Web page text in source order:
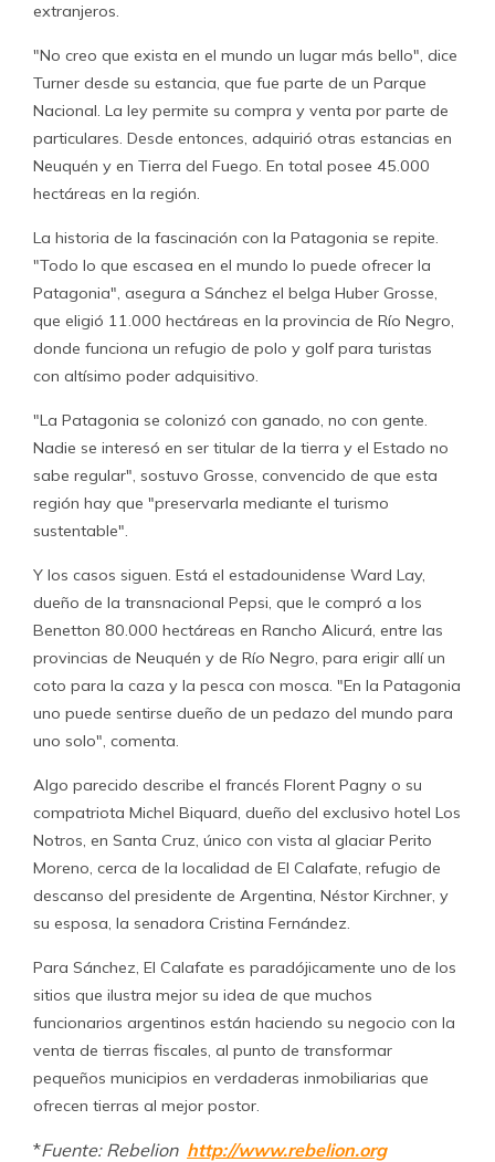
extranjeros.
"No creo que exista en el mundo un lugar más bello", dice
Turner desde su estancia, que fue parte de un Parque
Nacional. La ley permite su compra y venta por parte de
particulares. Desde entonces, adquirió otras estancias en
Neuquén y en Tierra del Fuego. En total posee 45.000
hectáreas en la región.
La historia de la fascinación con la Patagonia se repite.
"Todo lo que escasea en el mundo lo puede ofrecer la
Patagonia", asegura a Sánchez el belga Huber Grosse,
que eligió 11.000 hectáreas en la provincia de Río Negro,
donde funciona un refugio de polo y golf para turistas
con altísimo poder adquisitivo.
"La Patagonia se colonizó con ganado, no con gente.
Nadie se interesó en ser titular de la tierra y el Estado no
sabe regular", sostuvo Grosse, convencido de que esta
región hay que "preservarla mediante el turismo
sustentable".
Y los casos siguen. Está el estadounidense Ward Lay,
dueño de la transnacional Pepsi, que le compró a los
Benetton 80.000 hectáreas en Rancho Alicurá, entre las
provincias de Neuquén y de Río Negro, para erigir allí un
coto para la caza y la pesca con mosca. "En la Patagonia
uno puede sentirse dueño de un pedazo del mundo para
uno solo", comenta.
Algo parecido describe el francés Florent Pagny o su
compatriota Michel Biquard, dueño del exclusivo hotel Los
Notros, en Santa Cruz, único con vista al glaciar Perito
Moreno, cerca de la localidad de El Calafate, refugio de
descanso del presidente de Argentina, Néstor Kirchner, y
su esposa, la senadora Cristina Fernández.
Para Sánchez, El Calafate es paradójicamente uno de los
sitios que ilustra mejor su idea de que muchos
funcionarios argentinos están haciendo su negocio con la
venta de tierras fiscales, al punto de transformar
pequeños municipios en verdaderas inmobiliarias que
ofrecen tierras al mejor postor.
*Fuente: Rebelion http://www.rebelion.org